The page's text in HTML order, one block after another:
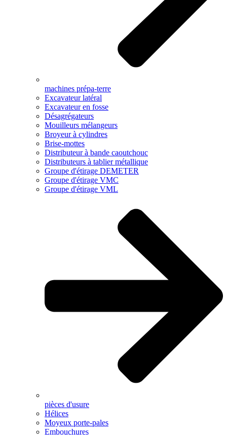
machines prépa-terre
Excavateur latéral
Excavateur en fosse
Désagrégateurs
Mouilleurs mélangeurs
Broyeur à cylindres
Brise-mottes
Distributeur à bande caoutchouc
Distributeurs à tablier métallique
Groupe d'étirage DEMETER
Groupe d'étirage VMC
Groupe d'étirage VML
pièces d'usure
Hélices
Moyeux porte-pales
Embouchures